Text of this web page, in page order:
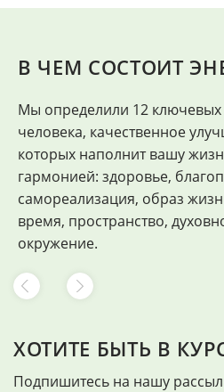
В ЧЕМ СОСТОИТ
Мы определили 12
человека, качественное
которых наполнит вашу
гармонией: здоровье,
самореализация, образ
время, пространство,
окружение.
ХОТИТЕ БЫТЬ В
Подпишитесь на нашу